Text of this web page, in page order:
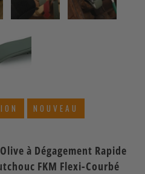
NOUVEAU
à Dégagement Rapide
FKM Flexi-Courbé